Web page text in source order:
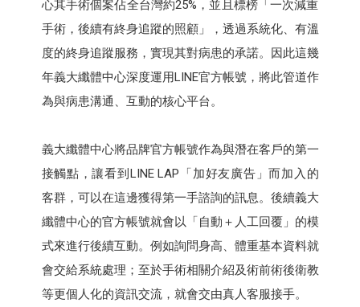
心其手術個案佔全台灣約25%，並且標榜「一次減重
手術，後續有終身追蹤的照顧」，透過系統化、有溫
度的終身追蹤服務，實現其對病患的承諾。因此這幾
年義大纖體中心深度運用LINE官方帳號，將此管道作
為與病患溝通、互動的核心平台。
義大纖體中心將品牌官方帳號作為與潛在客戶的第一
接觸點，讓看到LINE LAP「加好友廣告」而加入的
客群，可以在這邊獲得第一手諮詢的訊息。後續義大
纖體中心的官方帳號就會以「自動＋人工回覆」的模
式來進行後續互動。例如詢問身高、體重基本資料就
會交給系統處理；至於手術相關介紹及術前術後衛教
等更個人化的資訊交流，就會交由真人客服接手。